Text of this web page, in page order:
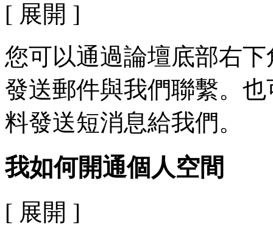
[ 展開 ]
您可以通過論壇底部右
發送郵件與我們聯繫。
料發送短消息給我們。
我如何開通個人空間
[ 展開 ]